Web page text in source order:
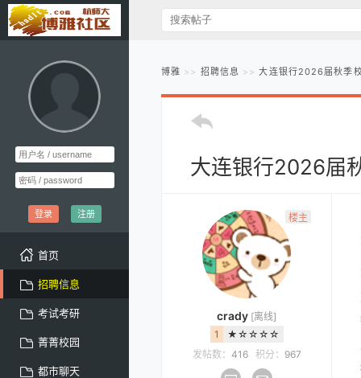
登录 注册
首页
招聘信息
考试考研
菁菁校园
都市聊天
博雅 招聘信息 大连银行2026届秋季
大连银行2026届
楼主
crady [离线]
1
★☆☆☆☆
发帖数： 416 积分： 967